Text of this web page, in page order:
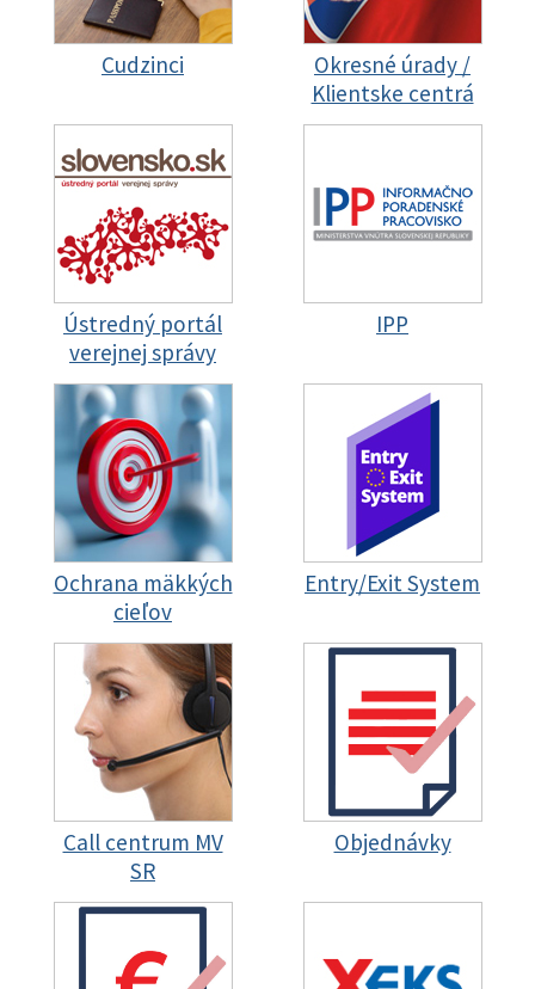
Cudzinci
Okresné úrady /
Klientske centrá
Ústredný portál
verejnej správy
IPP
Ochrana mäkkých
cieľov
Entry/Exit System
Call centrum MV
SR
Objednávky